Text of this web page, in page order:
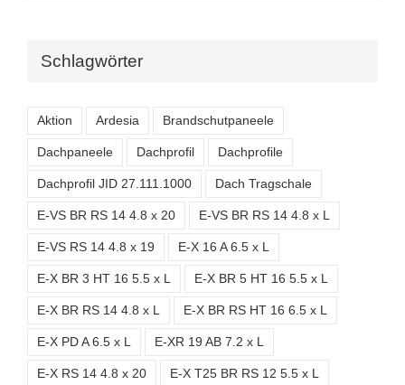
Schlagwörter
Aktion Ardesia Brandschutpaneele
Dachpaneele Dachprofil Dachprofile
Dachprofil JID 27.111.1000 Dach Tragschale
E-VS BR RS 14 4.8 x 20 E-VS BR RS 14 4.8 x L
E-VS RS 14 4.8 x 19 E-X 16 A 6.5 x L
E-X BR 3 HT 16 5.5 x L E-X BR 5 HT 16 5.5 x L
E-X BR RS 14 4.8 x L E-X BR RS HT 16 6.5 x L
E-X PD A 6.5 x L E-XR 19 AB 7.2 x L
E-X RS 14 4.8 x 20 E-X T25 BR RS 12 5.5 x L